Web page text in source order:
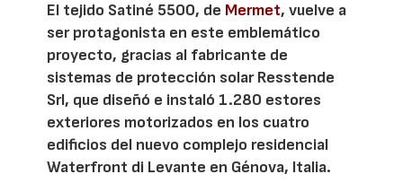
El tejido Satiné 5500, de Mermet, vuelve a
ser protagonista en este emblemático
proyecto, gracias al fabricante de
sistemas de protección solar Resstende
Srl, que diseñó e instaló 1.280 estores
exteriores motorizados en los cuatro
edificios del nuevo complejo residencial
Waterfront di Levante en Génova, Italia.